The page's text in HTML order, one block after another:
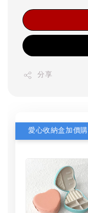
分享
愛心收納盒加價購